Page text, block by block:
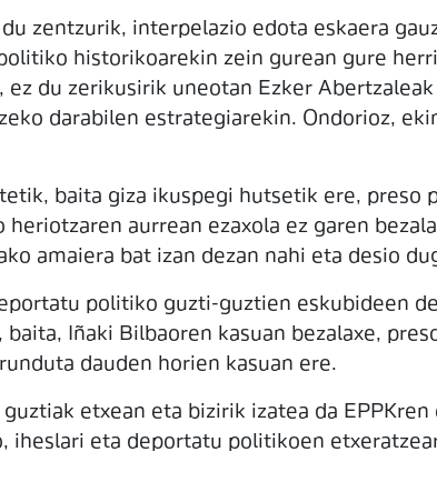
zentzurik, interpelazio edota eskaera
historikoarekin zein gurean gure
du zerikusirik uneotan Ezker
darabilen estrategiarekin. Ondorioz,
baita giza ikuspegi hutsetik ere, preso
heriotzaren aurrean ezaxola ez garen
amaiera bat izan dezan nahi eta desio
politiko guzti-guztien eskubideen
Iñaki Bilbaoren kasuan bezalaxe,
dauden horien kasuan ere.
etxean eta bizirik izatea da EPPKren
iheslari eta deportatu politikoen